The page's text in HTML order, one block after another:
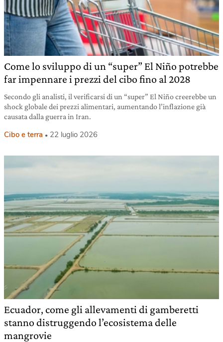
Come lo sviluppo di un “super” El Niño potrebbe
far impennare i prezzi del cibo fino al 2028
Secondo gli analisti, il verificarsi di un “super” El Niño creerebbe un
shock globale dei prezzi alimentari, aumentando l’inflazione già
causata dalla guerra in Iran.
Cibo e terra 22 luglio 2026
Ecuador, come gli allevamenti di gamberetti
stanno distruggendo l’ecosistema delle
mangrovie